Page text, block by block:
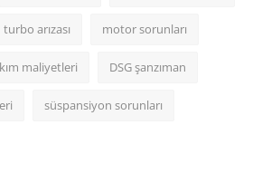
turbo arızası motor sorunları
maliyetleri DSG şanzıman
süspansiyon sorunları